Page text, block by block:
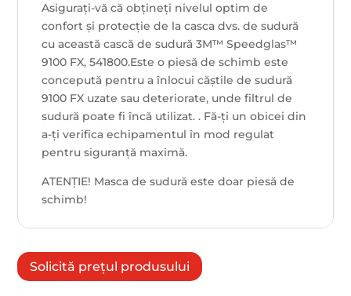
Asigurați-vă că obțineți nivelul optim de
confort și protecție de la casca dvs. de sudură
cu această cască de sudură 3M™ Speedglas™
9100 FX, 541800.Este o piesă de schimb este
concepută pentru a înlocui căștile de sudură
9100 FX uzate sau deteriorate, unde filtrul de
sudură poate fi încă utilizat. . Fă-ți un obicei din
a-ți verifica echipamentul în mod regulat
pentru siguranță maximă.
ATENȚIE! Masca de sudură este doar piesă de
schimb!
Solicită prețul produsului